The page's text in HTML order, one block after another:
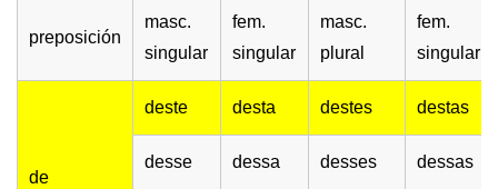
preposición
masc.
singular
fem.
singular
masc.
plural
fem.
singular
de
deste desta destes destas
desse dessa desses dessas